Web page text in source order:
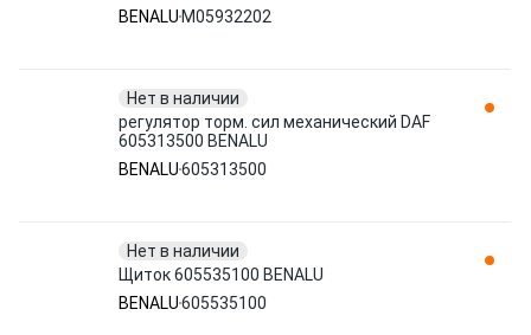
BENALU M05932202
Нет в наличии
регулятор торм. сил механический DAF
605313500 BENALU
BENALU605313500
Нет в наличии
Щиток 605535100 BENALU
BENALU605535100